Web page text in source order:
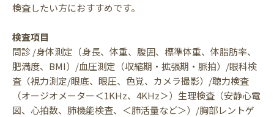
検査したい方におすすめです。
検査項目
問診 /身体測定（身長、体重、腹囲、標準体重、体脂肪率、
肥満度、BMI）/血圧測定（収縮期・拡張期・脈拍）/眼科検
査（視力測定/眼底、眼圧、色覚、カメラ撮影）/聴力検査
（オージオメーター＜1KHz、4KHz＞）生理検査（安静心電
図、心拍数、肺機能検査、＜肺活量など＞）/胸部レントゲ